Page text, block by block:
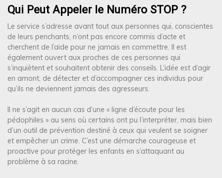
Qui Peut Appeler le Numéro STOP ?
Le service s’adresse avant tout aux personnes qui, conscientes
de leurs penchants, n’ont pas encore commis d’acte et
cherchent de l’aide pour ne jamais en commettre. Il est
également ouvert aux proches de ces personnes qui
s’inquiètent et souhaitent obtenir des conseils. L’idée est d’agir
en amont, de détecter et d’accompagner ces individus pour
qu’ils ne deviennent jamais des agresseurs.
Il ne s’agit en aucun cas d’une « ligne d’écoute pour les
pédophiles » au sens où certains ont pu l’interpréter, mais bien
d’un outil de prévention destiné à ceux qui veulent se soigner
et empêcher un crime. C’est une démarche courageuse et
proactive pour protéger les enfants en s’attaquant au
problème à sa racine.